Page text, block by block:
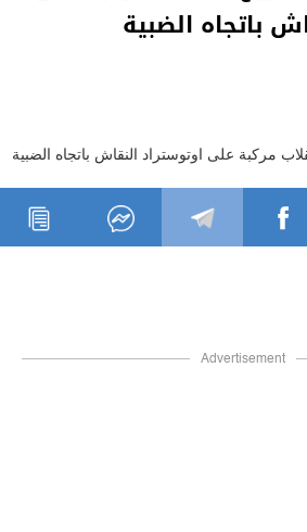
باتجاه الضبية
Advertisement